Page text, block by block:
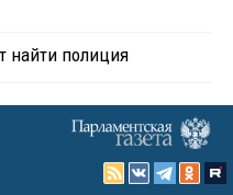
найти полиция